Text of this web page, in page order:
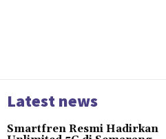
Latest news
Smartfren Resmi Hadirkan